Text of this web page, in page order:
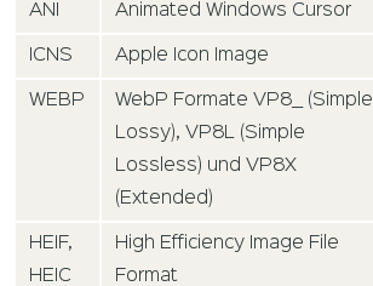
ANI Animated Windows Cursor
ICNS Apple Icon Image
WEBP
WebP Formate VP8_ (Simple
Lossy), VP8L (Simple
Lossless) und VP8X
(Extended)
HEIF,
HEIC
High Efficiency Image File
Format